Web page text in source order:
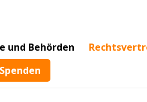
und Behörden
Spenden